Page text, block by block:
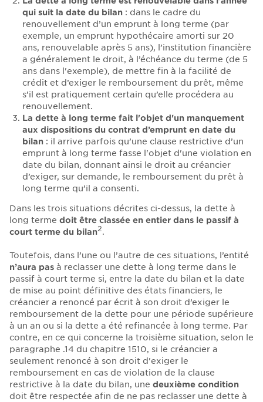
qui suit la date du bilan : dans le cadre du
renouvellement d’un emprunt à long terme (par
exemple, un emprunt hypothécaire amorti sur 20
ans, renouvelable après 5 ans), l’institution financière
a généralement le droit, à l’échéance du terme (de 5
ans dans l'exemple), de mettre fin à la facilité de
crédit et d’exiger le remboursement du prêt, même
s’il est pratiquement certain qu’elle procédera au
renouvellement.
La dette à long terme fait l'objet d'un manquement
aux dispositions du contrat d’emprunt en date du
bilan : il arrive parfois qu’une clause restrictive d’un
emprunt à long terme fasse l'objet d'une violation en
date du bilan, donnant ainsi le droit au créancier
d’exiger, sur demande, le remboursement du prêt à
long terme qu’il a consenti.
Dans les trois situations décrites ci-dessus, la dette à
long terme doit être classée en entier dans le passif à
court terme du bilan2.
Toutefois, dans l’une ou l’autre de ces situations, l’entité
n’aura pas à reclasser une dette à long terme dans le
passif à court terme si, entre la date du bilan et la date
de mise au point définitive des états financiers, le
créancier a renoncé par écrit à son droit d’exiger le
remboursement de la dette pour une période supérieure
à un an ou si la dette a été refinancée à long terme. Par
contre, en ce qui concerne la troisième situation, selon le
paragraphe .14 du chapitre 1510, si le créancier a
seulement renoncé à son droit d'exiger le
remboursement en cas de violation de la clause
restrictive à la date du bilan, une deuxième condition
doit être respectée afin de ne pas reclasser une dette à